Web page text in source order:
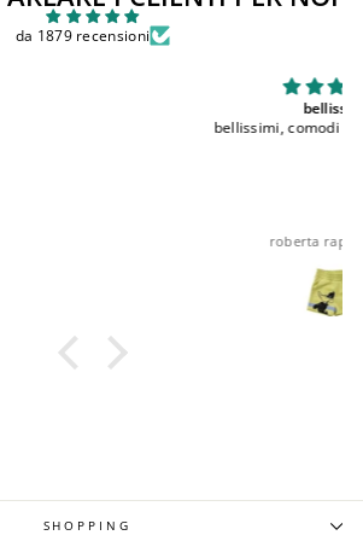
da 1879 recensioni
comodi e ottima qualita'
SHOPPING